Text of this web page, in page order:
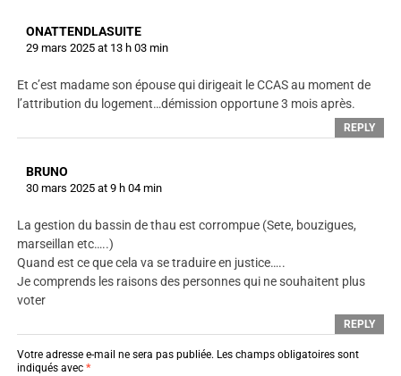
ONATTENDLASUITE
29 mars 2025 at 13 h 03 min
Et c’est madame son épouse qui dirigeait le CCAS au moment de
l’attribution du logement…démission opportune 3 mois après.
REPLY
BRUNO
30 mars 2025 at 9 h 04 min
La gestion du bassin de thau est corrompue (Sete, bouzigues,
marseillan etc…..)
Quand est ce que cela va se traduire en justice…..
Je comprends les raisons des personnes qui ne souhaitent plus
voter
REPLY
Votre adresse e-mail ne sera pas publiée. Les champs obligatoires sont
indiqués avec *